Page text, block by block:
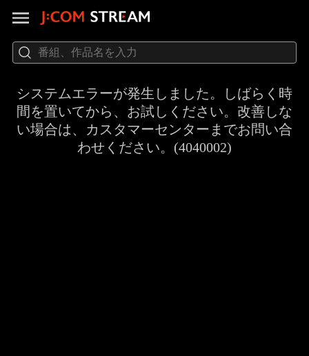
システムエラーが発生しました。しばらく時
間を置いてから、お試しください。改善しな
い場合は、カスタマーセンターまでお問い合
わせください。(4040002)